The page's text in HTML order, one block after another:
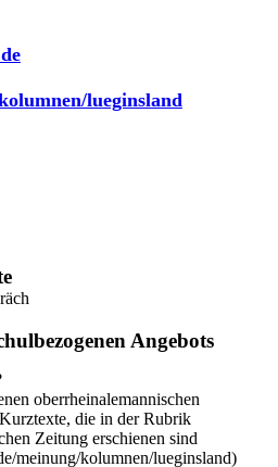
lueginsland
Angebots
oberrheinalemannischen
die in der Rubrik
Zeitung erschienen sind
meinung/kolumnen/lueginsland)